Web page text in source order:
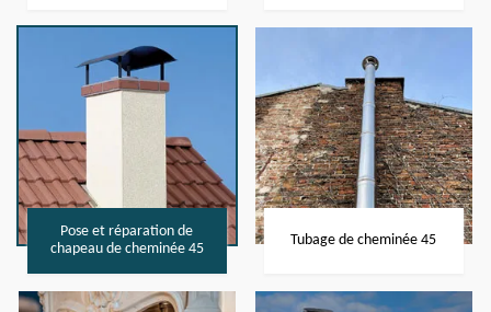
Pose et réparation de
chapeau de cheminée 45
Tubage de cheminée 45